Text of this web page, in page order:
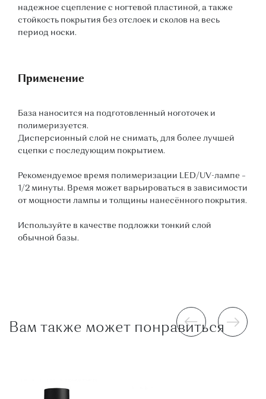
надежное сцепление с ногтевой пластиной, а также
стойкость покрытия без отслоек и сколов на весь
период носки.
Применение
База наносится на подготовленный ноготочек и
полимеризуется.
Дисперсионный слой не снимать, для более лучшей
сцепки с последующим покрытием.
Рекомендуемое время полимеризации LED/UV-лампе –
1/2 минуты. Время может варьироваться в зависимости
от мощности лампы и толщины нанесённого покрытия.
Используйте в качестве подложки тонкий слой
обычной базы.
Вам также может понравиться